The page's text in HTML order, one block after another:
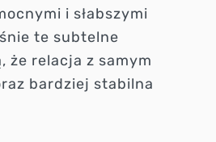
i słabszymi
te subtelne
że relacja z samym
bardziej stabilna